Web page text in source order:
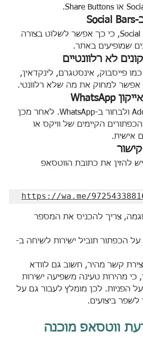
מומלץ לבחור ב-Social Bars, כי כך אפשר לשלוט בצורה
שמופיעים באתר.
כמו פייסבוק, אינסטגרם, לינקדאין,
יש ללחוץ על Add Icons ולבחור ב-WhatsApp. לאחר מכן
הקיימים של וויקס או
אישית.
להזין את כתובת הווטסאפ
https://wa.me/
צריך להכניס את המספר
על הכפתור תוביל ישירות לשיחה ב-
קשר מהיר, חשוב גם לוודא
מהירות טעינה משפיעה ישירות
הפניות. לכן מומלץ לעבור גם על
לשפר ביצועים.
ווטסאפ מוכנה